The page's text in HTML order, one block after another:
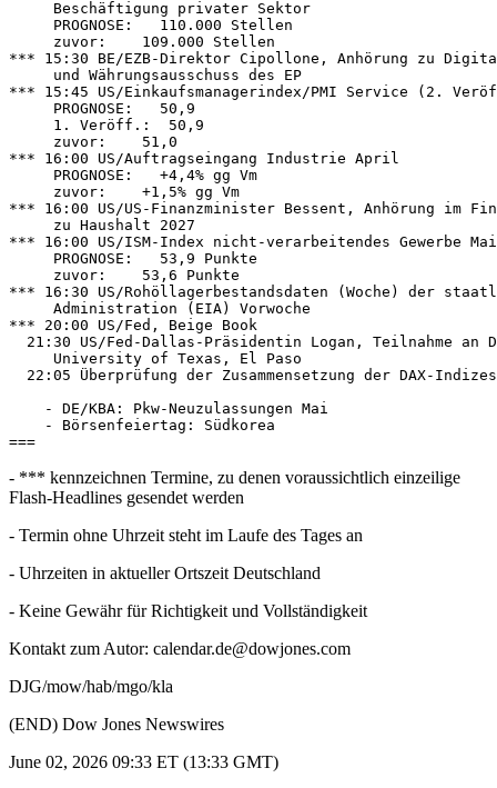
     Beschäftigung privater Sektor
     PROGNOSE:   110.000 Stellen
     zuvor:    109.000 Stellen
*** 15:30 BE/EZB-Direktor Cipollone, Anhörung zu
     und Währungsausschuss des EP
*** 15:45 US/Einkaufsmanagerindex/PMI Service (2.
     PROGNOSE:   50,9
     1. Veröff.:  50,9
     zuvor:    51,0
*** 16:00 US/Auftragseingang Industrie April
     PROGNOSE:   +4,4% gg Vm
     zuvor:    +1,5% gg Vm
*** 16:00 US/US-Finanzminister Bessent, Anhörung im
     zu Haushalt 2027
*** 16:00 US/ISM-Index nicht-verarbeitendes Gewerbe
     PROGNOSE:   53,9 Punkte
     zuvor:    53,6 Punkte
*** 16:30 US/Rohöllagerbestandsdaten (Woche) der
     Administration (EIA) Vorwoche
*** 20:00 US/Fed, Beige Book
21:30 US/Fed-Dallas-Präsidentin Logan, Teilnahme an
     University of Texas, El Paso
22:05 Überprüfung der Zusammensetzung der DAX-
    - DE/KBA: Pkw-Neuzulassungen Mai
    - Börsenfeiertag: Südkorea
- *** kennzeichnen Termine, zu denen voraussichtlich einzeilige
Flash-Headlines gesendet werden
- Termin ohne Uhrzeit steht im Laufe des Tages an
- Uhrzeiten in aktueller Ortszeit Deutschland
- Keine Gewähr für Richtigkeit und Vollständigkeit
Kontakt zum Autor: calendar.de@dowjones.com
DJG/mow/hab/mgo/kla
(END) Dow Jones Newswires
June 02, 2026 09:33 ET (13:33 GMT)